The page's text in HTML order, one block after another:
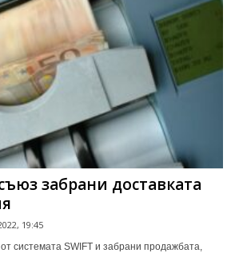
забрани доставката
19:45
системата SWIFT и забрани продажбата,